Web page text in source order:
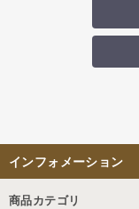
インフォメーション
商品カテゴリ